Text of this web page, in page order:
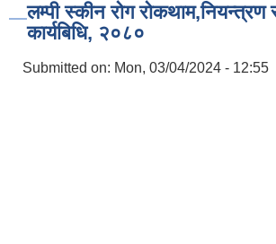
लम्पी स्कीन रोग रोकथाम,नियन्त्रण
कार्यबिधि, २०८०
Submitted on: Mon, 03/04/2024 - 12:55